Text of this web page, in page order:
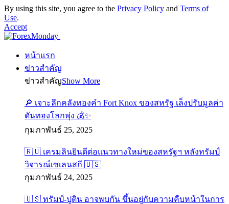
By using this site, you agree to the Privacy Policy and Terms of
Use.
Accept
หน้าแรก
ข่าวสำคัญ
ข่าวสำคัญShow More
🔎 เจาะลึกคลังทองคำ Fort Knox ของสหรัฐ เล็งปรับมูลค่า
ดันทองโลกพุ่ง 💰✨
กุมภาพันธ์ 25, 2025
🇷🇺 เครมลินยินดีต่อแนวทางใหม่ของสหรัฐฯ หลังทรัมป์
วิจารณ์เซเลนสกี 🇺🇸
กุมภาพันธ์ 24, 2025
🇺🇸 ทรัมป์-ปูติน อาจพบกัน ขึ้นอยู่กับความคืบหน้าในการ